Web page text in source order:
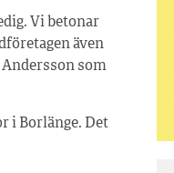
Vi betonar
även
som
i Borlänge. Det